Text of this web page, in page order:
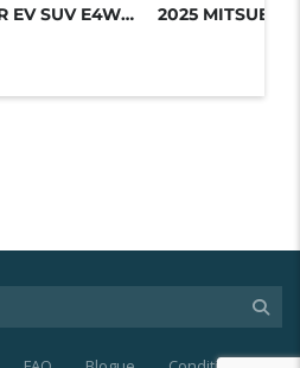
2026 GMC HUMMER EV SUV E4WD 4DR 2X...